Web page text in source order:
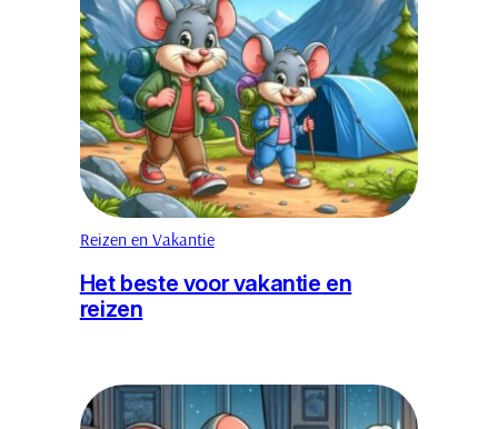
Reizen en Vakantie
Het beste voor vakantie en
reizen